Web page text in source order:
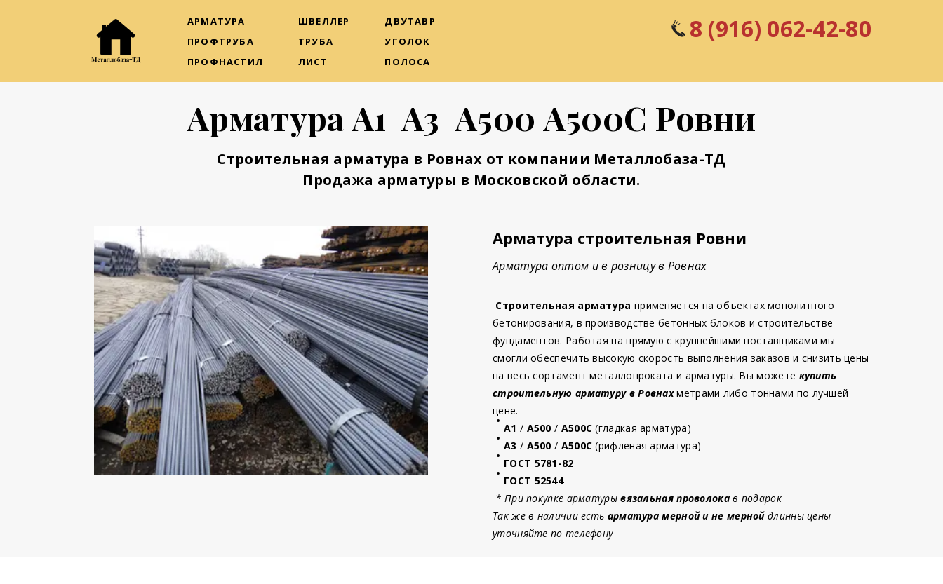
АРМАТУРА
ПРОФТРУБА
ПРОФНАСТИЛ
ШВЕЛЛЕР
ТРУБА
ЛИСТ
ДВУТАВР
УГОЛОК
ПОЛОСА
8 (916) 062-42-80
Арматура А1 А3 А500 А500С Ровни
Строительная арматура в Ровнах от компании Металлобаза-ТД
Продажа арматуры в Московской области.
Арматура строительная Ровни
Арматура оптом и в розницу в Ровнах
Строительная арматура применяется на объектах монолитного
бетонирования, в производстве бетонных блоков и строительстве
фундаментов. Работая на прямую с крупнейшими поставщиками мы
смогли обеспечить высокую скорость выполнения заказов и снизить цены
на весь сортамент металлопроката и арматуры. Вы можете купить
строительную арматуру в Ровнахметрами либо тоннами по лучшей
цене.
А1 / А500 / А500С (гладкая арматура)
А3 / А500 / А500С (рифленая арматура)
ГОСТ 5781-82
ГОСТ 52544
* При покупке арматурывязальная проволокав подарок
Так же в наличии есть арматура мерной и не мернойдлинны цены
уточняйте по телефону